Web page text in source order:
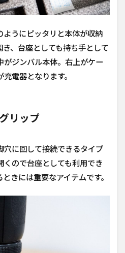
ようにピッタリと本体が収納
、台座としても持ち手として
がジンバル本体。右上がケー
電器となります。
リップ
穴に回して接続できるタイプ
くので台座としても利用でき
きには重要なアイテムです。